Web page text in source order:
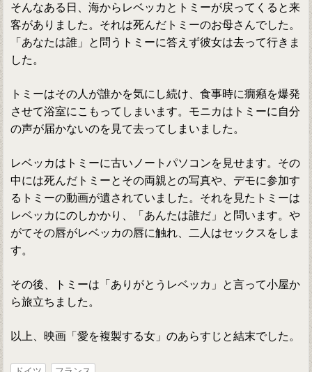
そんなある日、海からレベッカとトミーが戻ってくると来
客がありました。それは死んだトミーのお母さんでした。
「あなたは誰」と問うトミーに答えず彼女は去って行きま
した。
トミーはその人が誰かを気にし続け、食事時に癇癪を爆発
させて浴室にこもってしまいます。モニカはトミーに自分
の声が届かないのを見て去ってしまいました。
レベッカはトミーに古いノートパソコンを見せます。その
中には死んだトミーとその両親との写真や、デモに参加す
るトミーの動画が遺されていました。それを見たトミーは
レベッカにのしかかり、「あんたは誰だ」と問います。や
がてその唇がレベッカの唇に触れ、二人はセックスをしま
す。
その後、トミーは「ありがとうレベッカ」と言って小屋か
ら旅立ちました。
以上、映画「愛を複製する女」のあらすじと結末でした。